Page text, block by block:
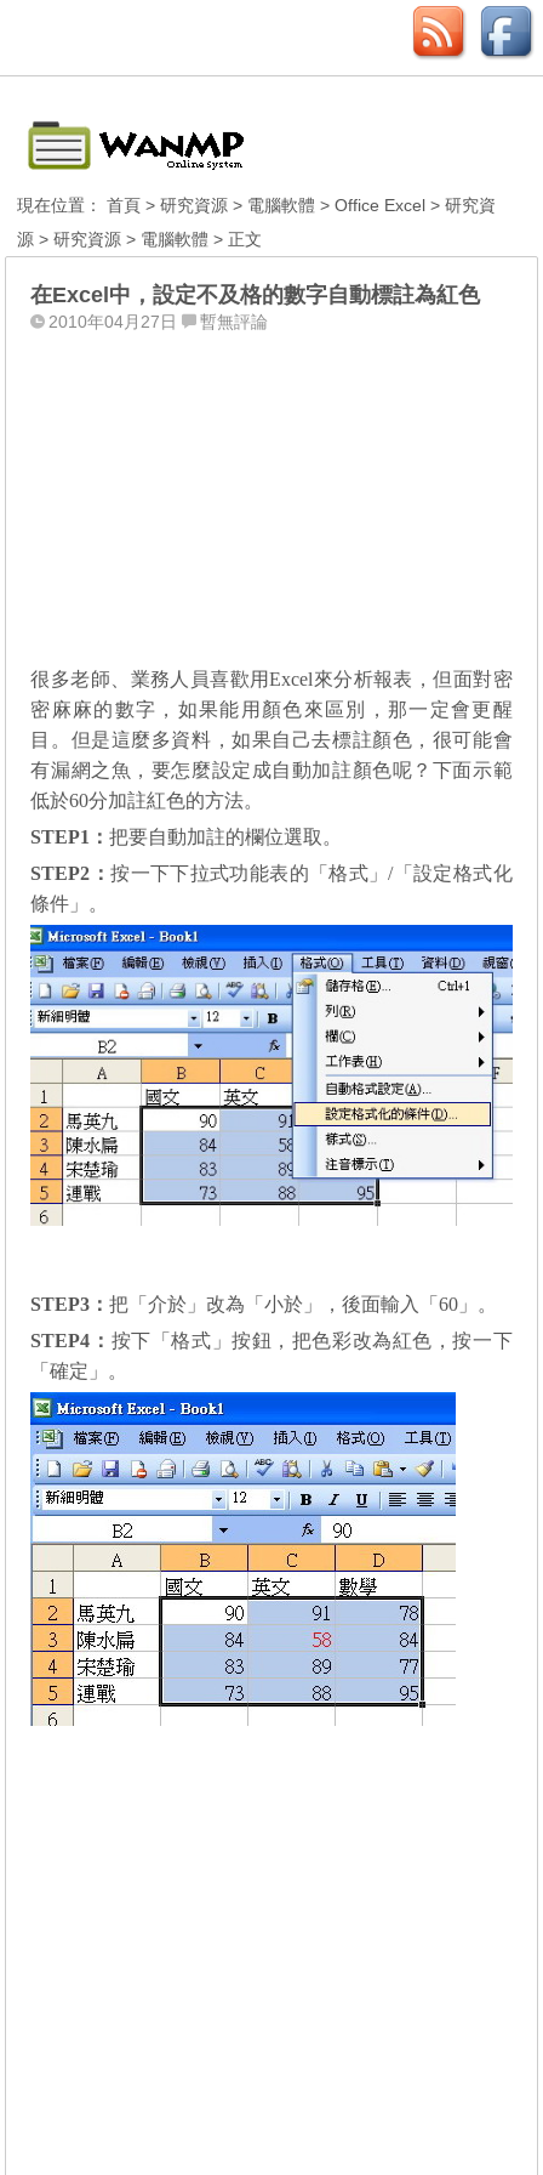
現在位置：首頁 >研究資源 > 電腦軟體 >Office Excel >研究資
源 >研究資源 > 電腦軟體 > 正文
在Excel中，設定不及格的數字自動標註為紅色
2010年04月27日 暫無評論
很多老師、業務人員喜歡用Excel來分析報表，但面對密
密麻麻的數字，如果能用顏色來區別，那一定會更醒
目。但是這麼多資料，如果自己去標註顏色，很可能會
有漏網之魚，要怎麼設定成自動加註顏色呢？下面示範
低於60分加註紅色的方法。
STEP1 ：把要自動加註的欄位選取。
STEP2 ：按一下下拉式功能表的「格式」/「設定格式化
條件」。
STEP3 ：把「介於」改為「小於」，後面輸入「60 」。
STEP4 ： 按下「格式」按鈕，把色彩改為紅色，按一下
「確定」 。